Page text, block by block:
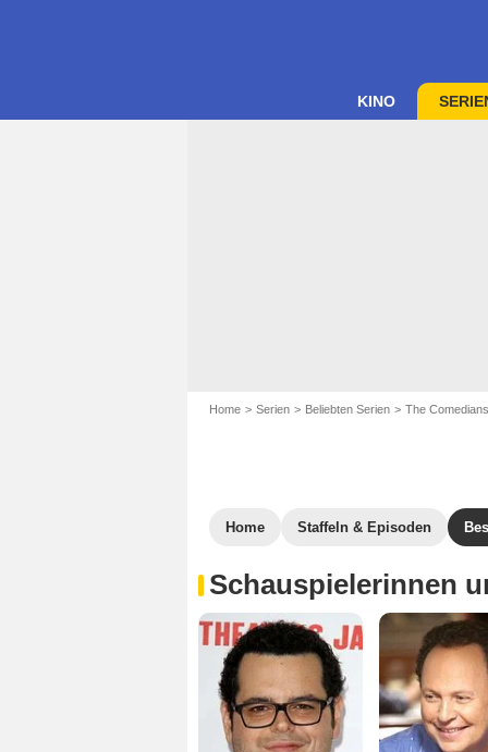
KINO
Home Serien Beliebten Serien The Comedians
Home Staffeln & Episoden
Schauspielerinnen